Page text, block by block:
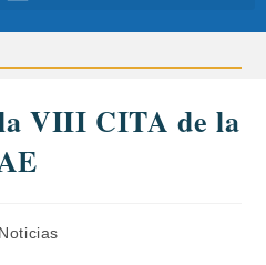
VIII CITA de la
Noticias